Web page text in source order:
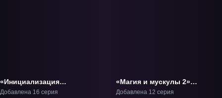
«Инициализация
злодея» ТВ-1
Добавлена 16 серия
«Магия и мускулы 2»
ТВ-2
Добавлена 12 серия